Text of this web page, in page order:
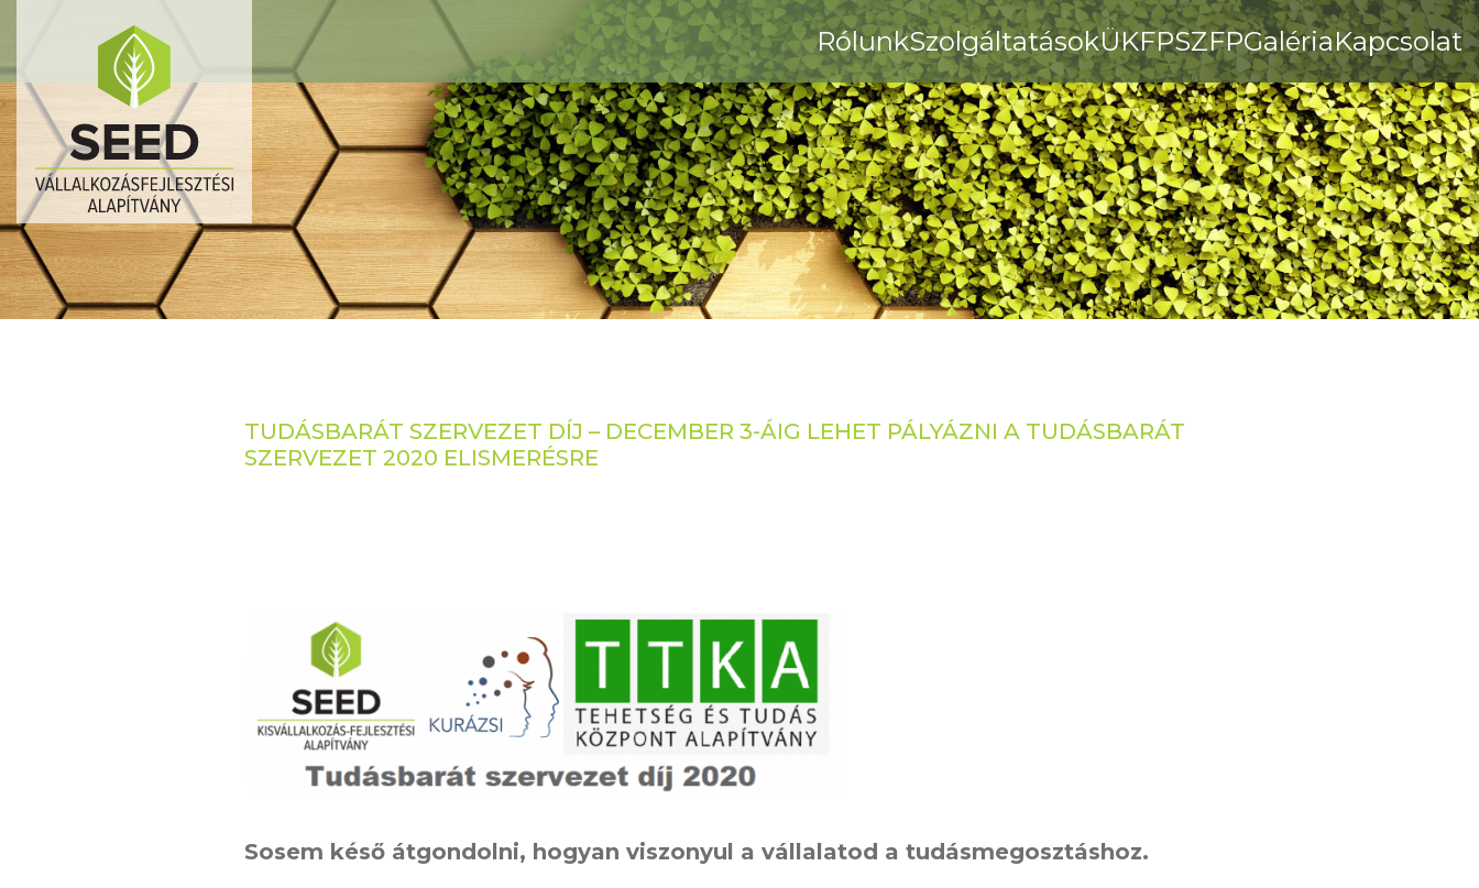
RólunkSzolgáltatásokÜKFPSZFPGalériaKapcsolat
TUDÁSBARÁT SZERVEZET DÍJ – DECEMBER 3-ÁIG LEHET PÁLYÁZNI A TUDÁSBARÁT
SZERVEZET 2020 ELISMERÉSRE
Sosem késő átgondolni, hogyan viszonyul a vállalatod a tudásmegosztáshoz.